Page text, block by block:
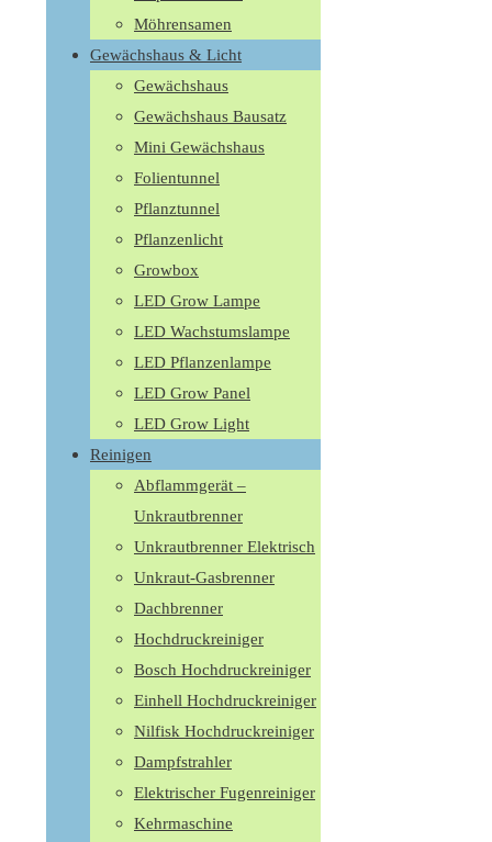
Möhrensamen
Gewächshaus & Licht
Gewächshaus
Gewächshaus Bausatz
Mini Gewächshaus
Folientunnel
Pflanztunnel
Pflanzenlicht
Growbox
LED Grow Lampe
LED Wachstumslampe
LED Pflanzenlampe
LED Grow Panel
LED Grow Light
Reinigen
Abflammgerät –
Unkrautbrenner
Unkrautbrenner Elektrisch
Unkraut-Gasbrenner
Dachbrenner
Hochdruckreiniger
Bosch Hochdruckreiniger
Einhell Hochdruckreiniger
Nilfisk Hochdruckreiniger
Dampfstrahler
Elektrischer Fugenreiniger
Kehrmaschine